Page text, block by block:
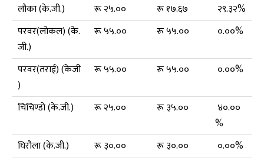
लौका (के.जी.) रू २५.०० रू १७.६७
२९.३२%
परवर(लोकल) (के.
जी.)
रू ५५.०० रू ५५.०० ०.००%
परवर(तराई) (केजी
)
रू ५५.०० रू ५५.०० ०.००%
चिचिण्डो (के.जी.) रू २५.०० रू ३५.००
४०.००
%
घिरौला (के.जी.)
रू ३०.०० रू ३०.००
०.००%